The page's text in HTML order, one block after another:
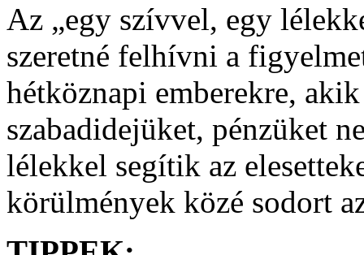
Az „egy szívvel, egy
szeretné felhívni a
hétköznapi emberekre,
szabadidejüket, pénzüket
lélekkel segítik az
körülmények közé sodort